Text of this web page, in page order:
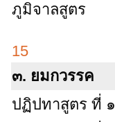
ภูมิจาลสูตร
15
๓. ยมกวรรค
ปฏิปทาสูตร ที่ ๑